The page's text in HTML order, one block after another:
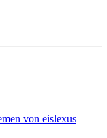
von eislexus